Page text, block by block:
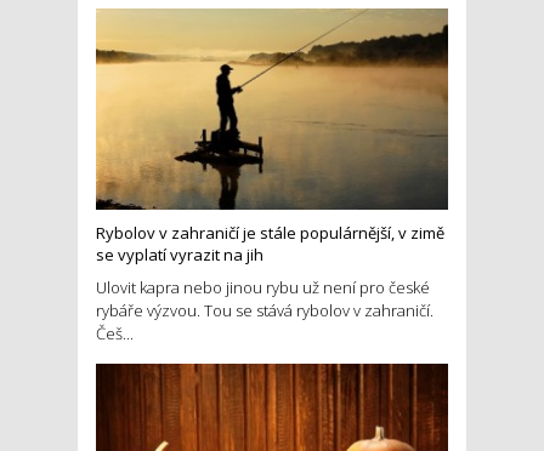
Rybolov v zahraničí je stále populárnější, v zimě
se vyplatí vyrazit na jih
Ulovit kapra nebo jinou rybu už není pro české
rybáře výzvou. Tou se stává rybolov v zahraničí.
Češ...